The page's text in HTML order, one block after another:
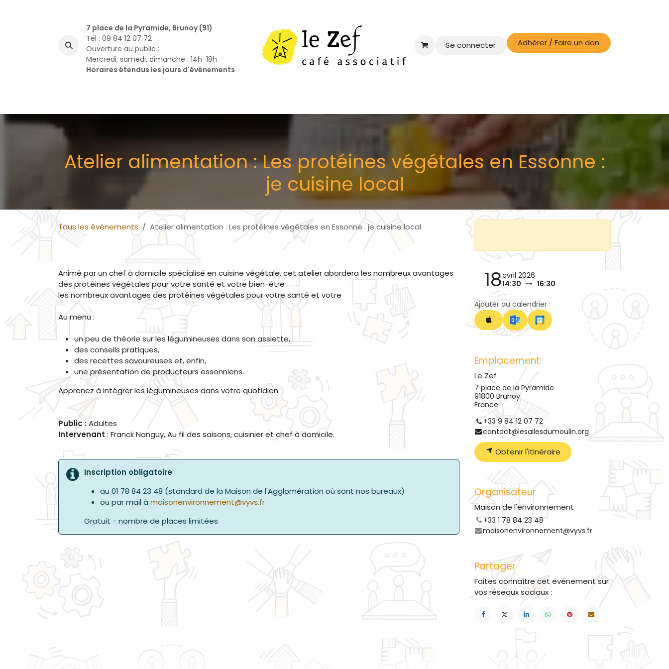
7 place de la Pyramide, Brunoy (91)
Tél : 09 84 12 07 72
Ouverture au public :
Mercredi, samedi, dimanche : 14h-18h
Horaires étendus les jours d'événements
Se connecter Adhérer / Faire un don
Atelier alimentation : Les protéines végétales en Essonne :
je cuisine local
Tous les événements Atelier alimentation : Les protéines végétales en Essonne : je cuisine local
Animé par un chef à domicile spécialisé en cuisine végétale, cet atelier abordera les nombreux avantages
des protéines végétales pour votre santé et votre bien-être
les nombreux avantages des protéines végétales pour votre santé et votre
Au menu :
un peu de théorie sur les légumineuses dans son assiette,
des conseils pratiques,
des recettes savoureuses et, enfin,
une présentation de producteurs essonniens.
Apprenez à intégrer les légumineuses dans votre quotidien.
Public :Adultes
Intervenant : Franck Nanguy, Au fil des saisons, cuisinier et chef à domicile.
Inscription obligatoire
au 01 78 84 23 48 (standard de la Maison de l'Agglomération où sont nos bureaux)
ou par mail à maisonenvironnement@vyvs.fr
Gratuit - nombre de places limitées
18avril 2026
14:30
16:30
Ajouter au calendrier :
Emplacement
Le Zef
7 place de la Pyramide
91800 Brunoy
France
+33 9 84 12 07 72
contact@lesailesdumoulin.org
Obtenir l'itinéraire
Organisateur
Maison de l'environnement
+33 1 78 84 23 48
maisonenvironnement@vyvs.fr
Partager
Faites connaître cet événement sur
vos réseaux sociaux :